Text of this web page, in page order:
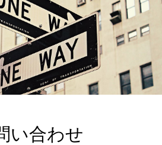
い合わせ